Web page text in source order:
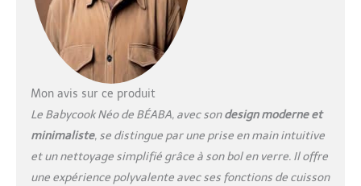
l'alimentation de bébé, de la
naissance à la diversification
alimentaire, il mixe mouline
et hache pour proposer
FABRICATION FRANCAISE :
Made in France, notre
Babycook Néo est ainsi pensé
dans l’Ain et produit en Côte-
Mon avis sur ce produit
Le Babycook Néo de BÉABA, avec sondesign moderne et
minimaliste, se distingue par une prise en main intuitive
et un nettoyage simplifié grâce à son bol en verre. Il offre
une expérience polyvalente avec ses fonctions de cuisson